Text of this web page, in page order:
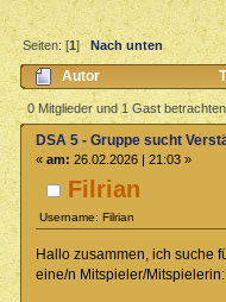
Seiten: [1] Nach unten
Autor
Verstärkung! (Gelesen 406
0 Mitglieder und 1 Gast
Filrian
Username: Filrian
DSA 5 - Gruppe sucht
« am: 26.02.2026 | 21:03 »
Hallo zusammen, ich suche
eine/n Mitspieler/Mitspielerin: